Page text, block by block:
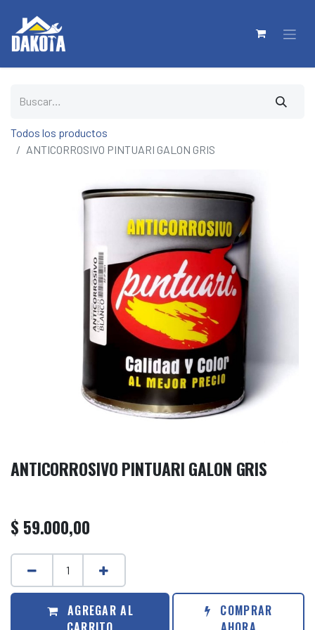
Todos los productos
ANTICORROSIVO PINTUARI GALON GRIS
ANTICORROSIVO PINTUARI GALON GRIS
$ 59.000,00
AGREGAR AL
COMPRAR